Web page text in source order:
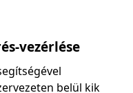
vezérlése
belül kik